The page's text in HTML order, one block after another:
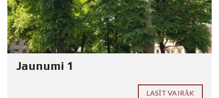
Jaunumi 1
LASĪT VAIRĀK